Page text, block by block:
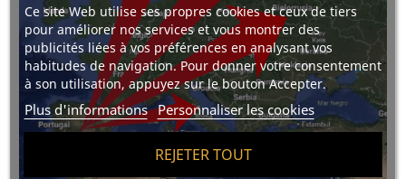
Ce site Web utilise ses propres cookies et ceux de tiers
pour améliorer nos services et vous montrer des
publicités liées à vos préférences en analysant vos
habitudes de navigation. Pour donner votre consentement
à son utilisation, appuyez sur le bouton Accepter.
Plus d'informations Personnaliser les cookies
REJETER TOUT